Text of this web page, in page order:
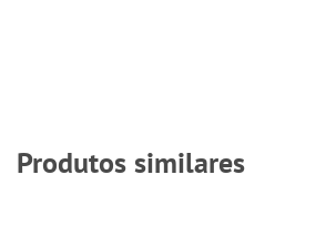
Produtos similares